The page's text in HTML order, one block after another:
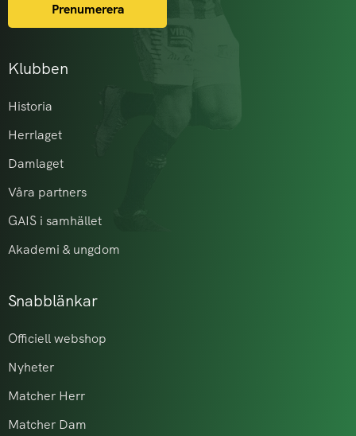
Klubben
Historia
Herrlaget
Damlaget
Våra partners
GAIS i samhället
Akademi & ungdom
Snabblänkar
Officiell webshop
Nyheter
Matcher Herr
Matcher Dam
Prenumerera